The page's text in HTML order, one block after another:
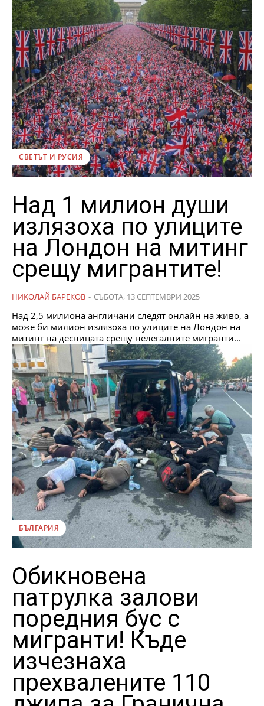
СВЕТЪТ И РУСИЯ
Над 1 милион души
излязоха по улиците
на Лондон на митинг
срещу мигрантите!
НИКОЛАЙ БАРЕКОВ - СЪБОТА, 13 СЕПТЕМВРИ 2025
Над 2,5 милиона англичани следят онлайн на живо, а
може би милион излязоха по улиците на Лондон на
митинг на десницата срещу нелегалните мигранти...
БЪЛГАРИЯ
Обикновена
патрулка залови
поредния бус с
мигранти! Къде
изчезнаха
прехвалените 110